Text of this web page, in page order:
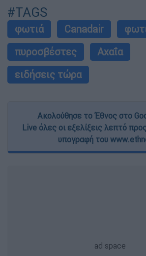
#TAGS
φωτιά Canadair
πυροσβέστες
Αχαΐα
ειδήσεις τώρα
Ακολούθησε το Έθνος στο
Live όλες οι εξελίξεις λεπτό
υπογραφή του